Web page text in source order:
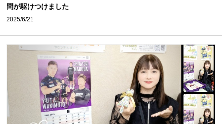
問が駆けつけました
2025/6/21